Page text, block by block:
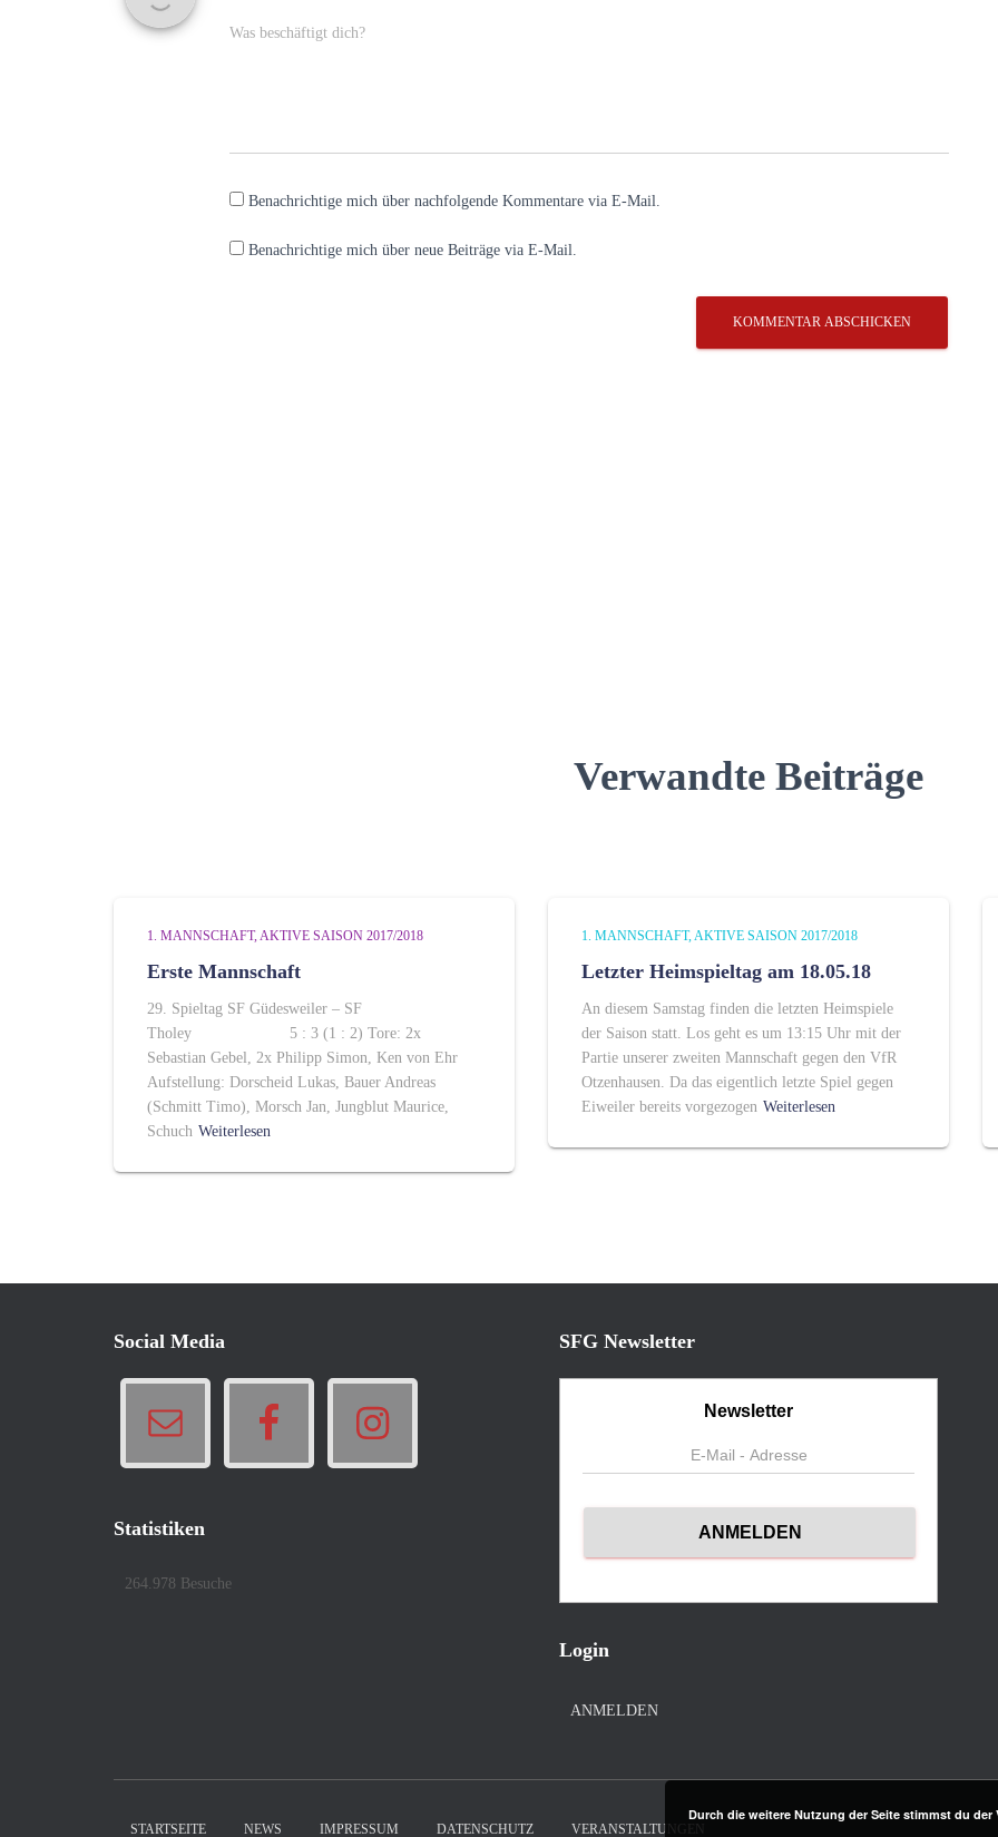
Was beschäftigt dich?
Benachrichtige mich über nachfolgende Kommentare via E-Mail.
Benachrichtige mich über neue Beiträge via E-Mail.
Verwandte Beiträge
1. MANNSCHAFT AKTIVE SAISON 2017/2018
Erste Mannschaft
29. Spieltag SF Güdesweiler – SF
Tholey 5 : 3 (1 : 2) Tore: 2x
Sebastian Gebel, 2x Philipp Simon, Ken von Ehr
Aufstellung: Dorscheid Lukas, Bauer Andreas
(Schmitt Timo), Morsch Jan, Jungblut Maurice,
Schuch Weiterlesen
1. MANNSCHAFT AKTIVE SAISON 2017/2018
Letzter Heimspieltag am 18.05.18
An diesem Samstag finden die letzten Heimspiele
der Saison statt. Los geht es um 13:15 Uhr mit der
Partie unserer zweiten Mannschaft gegen den VfR
Otzenhausen. Da das eigentlich letzte Spiel gegen
Eiweiler bereits vorgezogen Weiterlesen
Social Media
Statistiken
264.978 Besuche
SFG Newsletter
Newsletter
Login
ANMELDEN
STARTSEITE NEWS IMPRESSUM DATENSCHUTZ VERANSTALTUNGEN
Durch die weitere Nutzung der Seite stimmst du